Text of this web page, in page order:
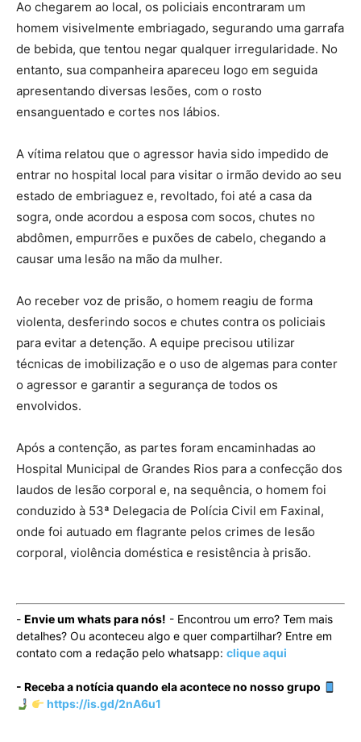
Ao chegarem ao local, os policiais encontraram um
homem visivelmente embriagado, segurando uma garrafa
de bebida, que tentou negar qualquer irregularidade. No
entanto, sua companheira apareceu logo em seguida
apresentando diversas lesões, com o rosto
ensanguentado e cortes nos lábios.
A vítima relatou que o agressor havia sido impedido de
entrar no hospital local para visitar o irmão devido ao seu
estado de embriaguez e, revoltado, foi até a casa da
sogra, onde acordou a esposa com socos, chutes no
abdômen, empurrões e puxões de cabelo, chegando a
causar uma lesão na mão da mulher.
Ao receber voz de prisão, o homem reagiu de forma
violenta, desferindo socos e chutes contra os policiais
para evitar a detenção. A equipe precisou utilizar
técnicas de imobilização e o uso de algemas para conter
o agressor e garantir a segurança de todos os
envolvidos.
Após a contenção, as partes foram encaminhadas ao
Hospital Municipal de Grandes Rios para a confecção dos
laudos de lesão corporal e, na sequência, o homem foi
conduzido à 53ª Delegacia de Polícia Civil em Faxinal,
onde foi autuado em flagrante pelos crimes de lesão
corporal, violência doméstica e resistência à prisão.
- Envie um whats para nós! - Encontrou um erro? Tem mais
detalhes? Ou aconteceu algo e quer compartilhar? Entre em
contato com a redação pelo whatsapp: clique aqui
- Receba a notícia quando ela acontece no nosso grupo
https://is.gd/2nA6u1